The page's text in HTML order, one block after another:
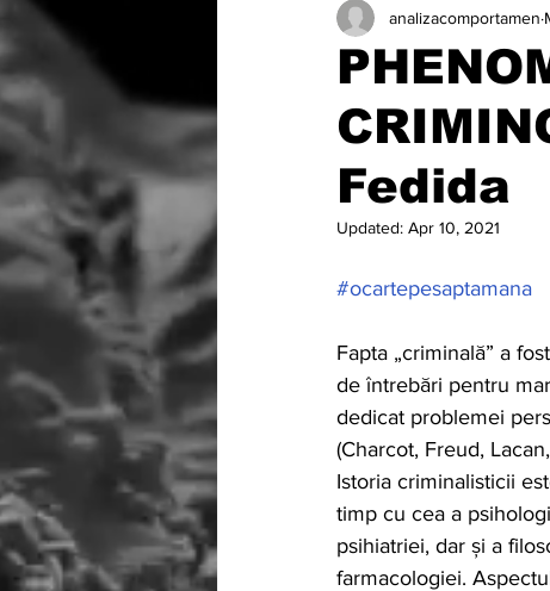
#psihologiemilitara #analizacompor
Fedida
analizacomportamen
Updated: Apr 10, 2021
#ocartepesaptamana
Fapta „criminală” a
de întrebări pentru
dedicat problemei
(Charcot, Freud,
Istoria criminalisticii
timp cu cea a
psihiatriei, dar și a
farmacologiei.